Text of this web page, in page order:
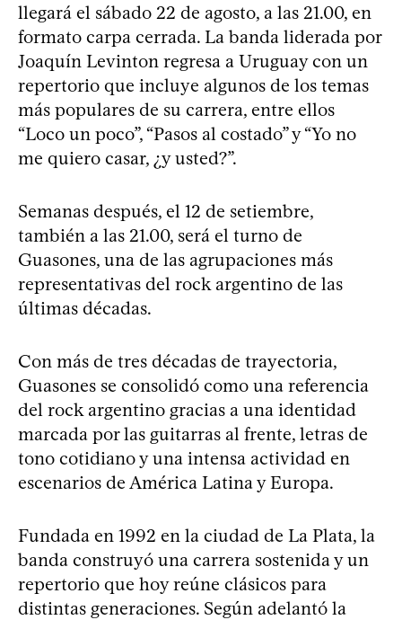
llegará el sábado 22 de agosto, a las 21.00, en
formato carpa cerrada. La banda liderada por
Joaquín Levinton regresa a Uruguay con un
repertorio que incluye algunos de los temas
más populares de su carrera, entre ellos
“Loco un poco”, “Pasos al costado” y “Yo no
me quiero casar, ¿y usted?”.
Semanas después, el 12 de setiembre,
también a las 21.00, será el turno de
Guasones, una de las agrupaciones más
representativas del rock argentino de las
últimas décadas.
Con más de tres décadas de trayectoria,
Guasones se consolidó como una referencia
del rock argentino gracias a una identidad
marcada por las guitarras al frente, letras de
tono cotidiano y una intensa actividad en
escenarios de América Latina y Europa.
Fundada en 1992 en la ciudad de La Plata, la
banda construyó una carrera sostenida y un
repertorio que hoy reúne clásicos para
distintas generaciones. Según adelantó la